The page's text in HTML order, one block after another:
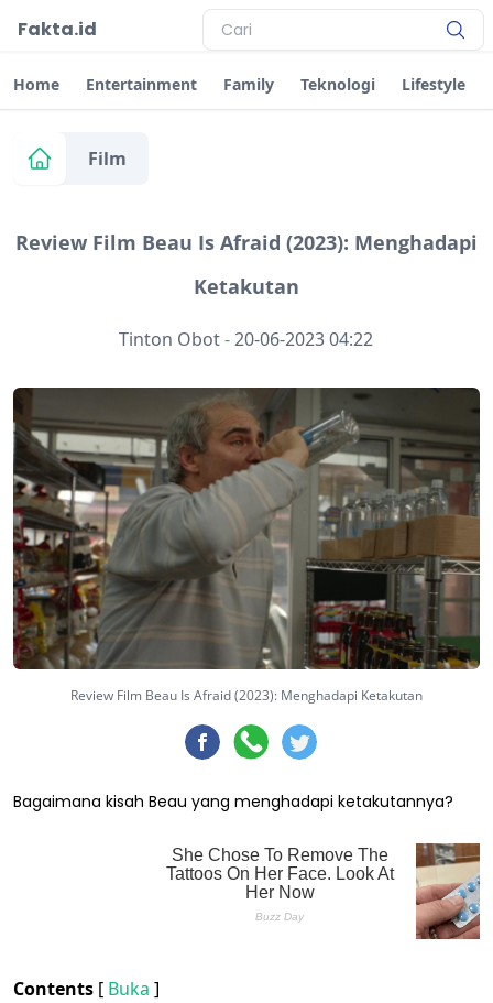
Fakta.id
Home Entertainment Family Teknologi Lifestyle
Film
Review Film Beau Is Afraid (2023): Menghadapi
Ketakutan
Tinton Obot-20-06-2023 04:22
Review Film Beau Is Afraid (2023): Menghadapi Ketakutan
Bagaimana kisah Beau yang menghadapi ketakutannya?
Contents [ Buka ]